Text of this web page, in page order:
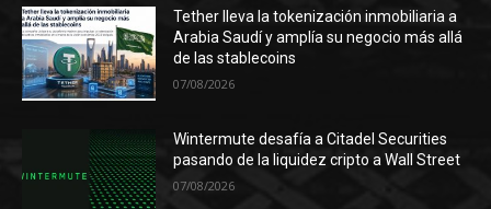
Tether lleva la tokenización inmobiliaria a
Arabia Saudí y amplía su negocio más allá
de las stablecoins
07/08/2026
Wintermute desafía a Citadel Securities
pasando de la liquidez cripto a Wall Street
07/08/2026